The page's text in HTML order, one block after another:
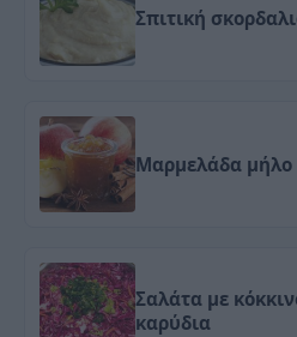
Σπιτική
Μαρμελάδα μήλο
Σαλάτα με
καρύδια